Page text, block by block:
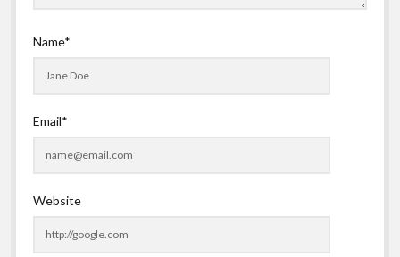
Name*
Email*
Website